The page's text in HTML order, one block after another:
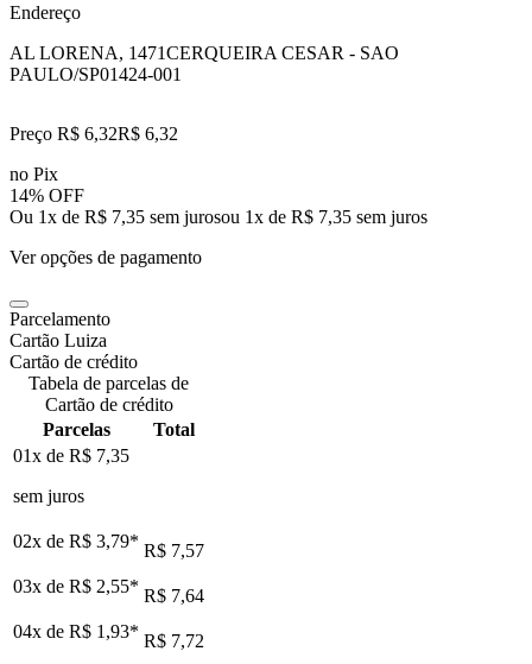
Endereço
AL LORENA, 1471CERQUEIRA CESAR - SAO
PAULO/SP01424-001
Preço R$ 6,32R$ 6,32
no Pix
14% OFF
Ou 1x de R$ 7,35 sem jurosou 1x de R$ 7,35 sem juros
Ver opções de pagamento
Parcelamento
Cartão Luiza
Cartão de crédito
Tabela de parcelas de
Cartão de crédito
Parcelas
Total
01x de R$ 7,35
sem juros
02x de R$ 3,79* R$ 7,57
03x de R$ 2,55* R$ 7,64
04x de R$ 1,93* R$ 7,72